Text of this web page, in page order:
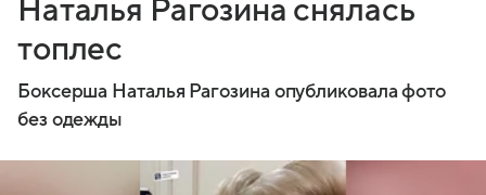
Наталья Рагозина снялась
топлес
Боксерша Наталья Рагозина опубликовала фото
без одежды